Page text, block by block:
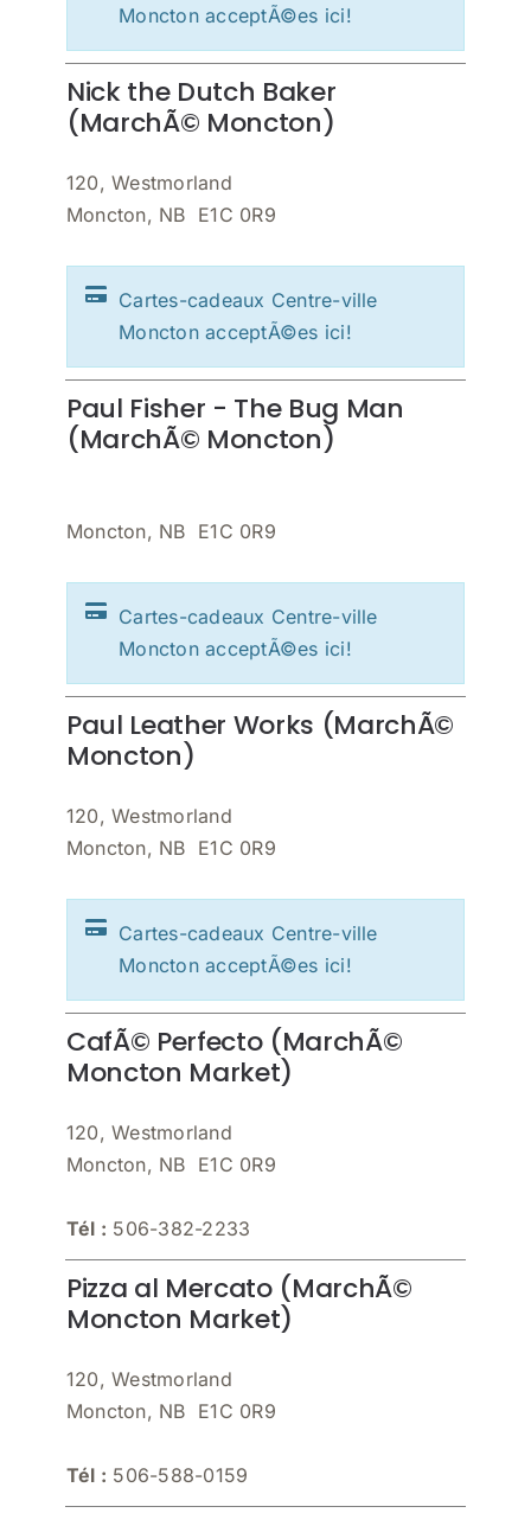
Moncton acceptÃ©es ici!
Nick the Dutch Baker
(MarchÃ© Moncton)
120, Westmorland
Moncton, NB E1C 0R9
Cartes-cadeaux Centre-ville
Moncton acceptÃ©es ici!
Paul Fisher - The Bug Man
(MarchÃ© Moncton)
Moncton, NB E1C 0R9
Cartes-cadeaux Centre-ville
Moncton acceptÃ©es ici!
Paul Leather Works (MarchÃ©
Moncton)
120, Westmorland
Moncton, NB E1C 0R9
Cartes-cadeaux Centre-ville
Moncton acceptÃ©es ici!
CafÃ© Perfecto (MarchÃ©
Moncton Market)
120, Westmorland
Moncton, NB E1C 0R9
Tél : 506-382-2233
Pizza al Mercato (MarchÃ©
Moncton Market)
120, Westmorland
Moncton, NB E1C 0R9
Tél : 506-588-0159